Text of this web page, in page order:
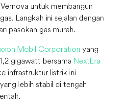
untuk membangun
Langkah ini sejalan dengan
pasokan gas murah.
Mobil Corporation yang
gigawatt bersama NextEra
infrastruktur listrik ini
lebih stabil di tengah